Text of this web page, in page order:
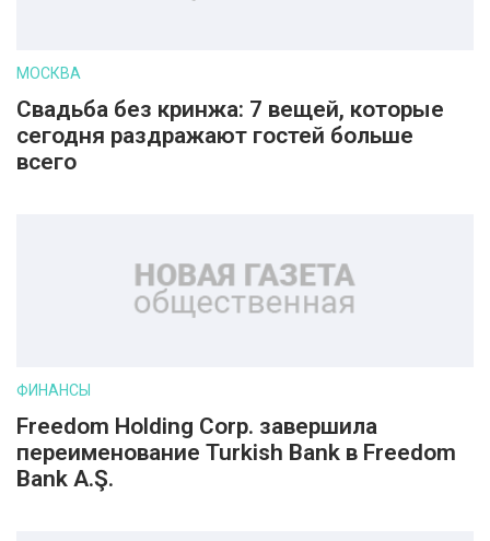
МОСКВА
Свадьба без кринжа: 7 вещей, которые
сегодня раздражают гостей больше
всего
ФИНАНСЫ
Freedom Holding Corp. завершила
переименование Turkish Bank в Freedom
Bank A.Ş.